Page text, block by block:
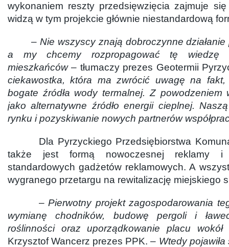
wykonaniem reszty przedsięwzięcia zajmuje
widzą w tym projekcie głównie niestandardową
–Nie wszyscy znają dobroczynne
a my chcemy rozpropagować tę wiedzę
mieszkańców– tłumaczy prezes Geotermii
ciekawostka, która ma zwrócić uwagę na
bogate źródła wody termalnej. Z powodzeniem
jako alternatywne źródło energii cieplnej.
rynku i pozyskiwanie nowych partnerów
Dla Pyrzyckiego Przedsiębiorstwa
także jest formą nowoczesnej reklamy i
standardowych gadżetów reklamowych. A
wygranego przetargu na rewitalizację miejskiego
–Pierwotny projekt zagospodarowania
wymianę chodników, budowę pergoli i
roślinności oraz uporządkowanie placu wokół
Krzysztof Wancerz prezes PPK. – Wtedy